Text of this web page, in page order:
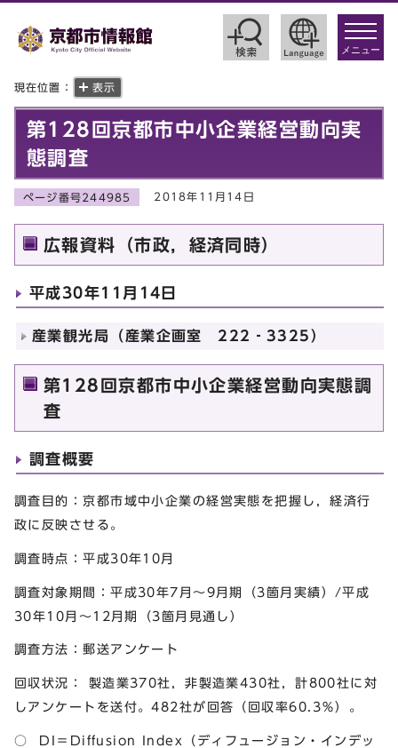
toggle
メニュー
現在位置： 表示
第128回京都市中小企業経営動向実
態調査
ページ番号244985 2018年11月14日
広報資料（市政，経済同時）
平成30年11月14日
産業観光局（産業企画室 222‐3325）
第128回京都市中小企業経営動向実態調
査
調査概要
調査目的：京都市域中小企業の経営実態を把握し，経済行
政に反映させる。
調査時点：平成30年10月
調査対象期間：平成30年7月～9月期（3箇月実績）/平成
30年10月～12月期（3箇月見通し）
調査方法：郵送アンケート
回収状況： 製造業370社，非製造業430社，計800社に対
しアンケートを送付。482社が回答（回収率60.3％）。
○ DI＝Diffusion Index（ディフュージョン・インデッ